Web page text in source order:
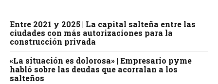
Entre 2021 y 2025 | La capital salteña entre las
ciudades con más autorizaciones para la
construcción privada
«La situación es dolorosa» | Empresario pyme
habló sobre las deudas que acorralan a los
salteños